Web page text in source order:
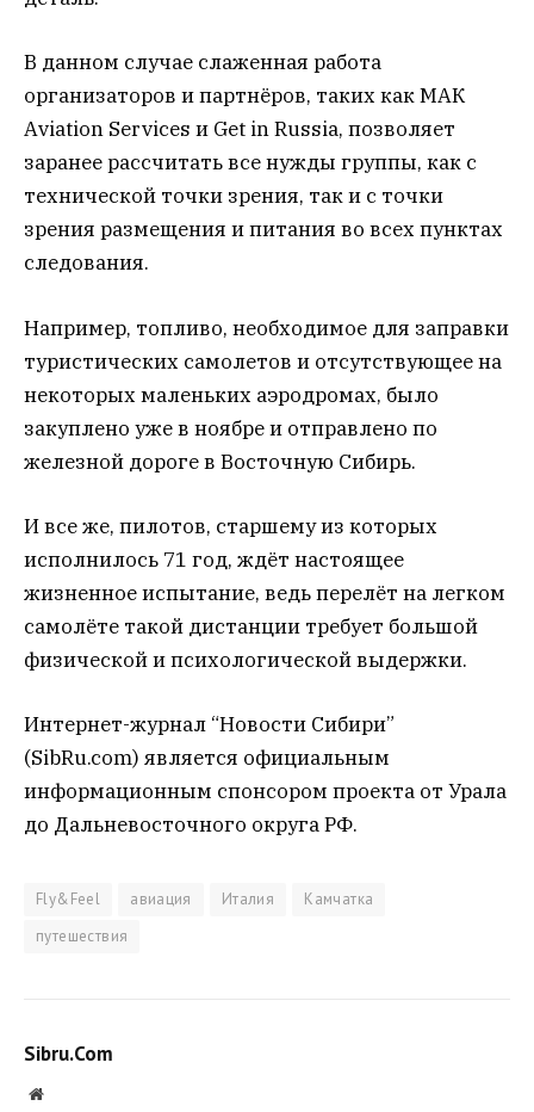
В данном случае слаженная работа
организаторов и партнёров, таких как МАК
Aviation Services и Get in Russia, позволяет
заранее рассчитать все нужды группы, как с
технической точки зрения, так и с точки
зрения размещения и питания во всех пунктах
следования.
Например, топливо, необходимое для заправки
туристических самолетов и отсутствующее на
некоторых маленьких аэродромах, было
закуплено уже в ноябре и отправлено по
железной дороге в Восточную Сибирь.
И все же, пилотов, старшему из которых
исполнилось 71 год, ждёт настоящее
жизненное испытание, ведь перелёт на легком
самолёте такой дистанции требует большой
физической и психологической выдержки.
Интернет-журнал “Новости Сибири”
(SibRu.com) является официальным
информационным спонсором проекта от Урала
до Дальневосточного округа РФ.
Fly&Feel авиация Италия
Камчатка
путешествия
Sibru.Com
Website